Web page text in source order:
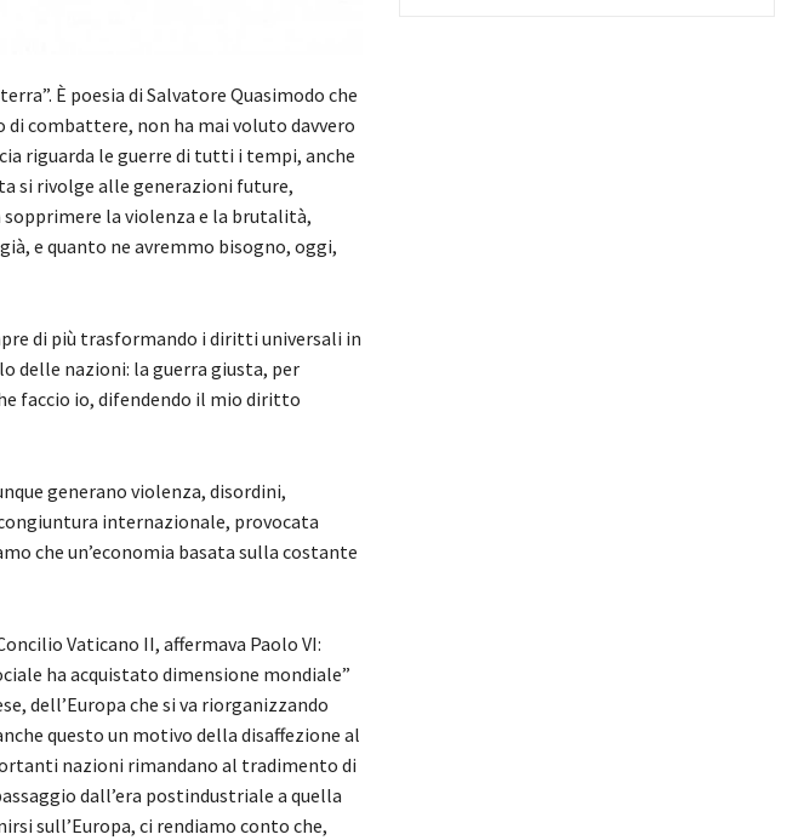
È poesia di Salvatore Quasimodo che
combattere, non ha mai voluto davvero
riguarda le guerre di tutti i tempi, anche
si rivolge alle generazioni future,
la violenza e la brutalità,
e quanto ne avremmo bisogno, oggi,
di più trasformando i diritti universali in
delle nazioni: la guerra giusta, per
faccio io, difendendo il mio diritto
generano violenza, disordini,
internazionale, provocata
che un’economia basata sulla costante
Vaticano II, affermava Paolo VI:
ha acquistato dimensione mondiale”
dell’Europa che si va riorganizzando
questo un motivo della disaffezione al
nazioni rimandano al tradimento di
dall’era postindustriale a quella
sull’Europa, ci rendiamo conto che,